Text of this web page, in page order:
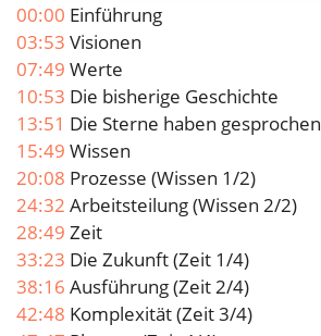
00:00 Einführung
03:53 Visionen
07:49 Werte
10:53 Die bisherige Geschichte
13:51 Die Sterne haben gesprochen
15:49 Wissen
20:08 Prozesse (Wissen 1/2)
24:32 Arbeitsteilung (Wissen 2/2)
28:49 Zeit
33:23 Die Zukunft (Zeit 1/4)
38:16 Ausführung (Zeit 2/4)
42:48 Komplexität (Zeit 3/4)